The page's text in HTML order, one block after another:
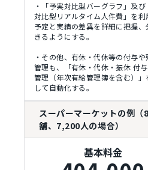
・「予実対比型バーグラフ」及び
対比型リアルタイム人件費」を利
予定と実績の差異を詳細に把握、
きるようにする。
・その他、有休・代休等の付与や
管理も、「有休・代休・振休 付
管理（年次有給管理簿を含む）」
して自動化する。
スーパーマーケットの例（
舗、7,200人の場合）
基本料金